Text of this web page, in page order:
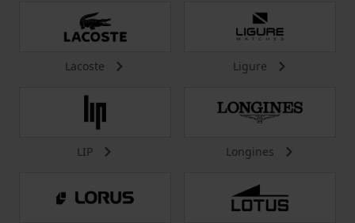
Lacoste Ligure
LIP Longines